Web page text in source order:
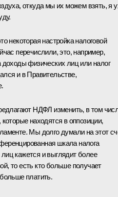
откуда мы их можем взять, я
некоторая настройка налоговой
перечислили, это, например,
физических лиц или налог
и в Правительстве,
НДФЛ изменить, в том
которые находятся в оппозиции,
Мы долго думали на этот
шкала налога
кажется и выглядит более
то есть кто больше получает
платить.